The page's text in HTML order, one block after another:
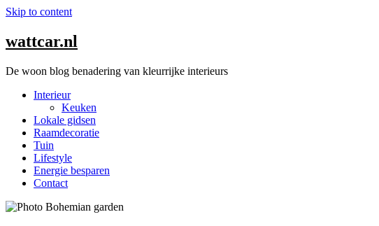
Skip to content
wattcar.nl
De woon blog benadering van kleurrijke interieurs
Interieur
Keuken
Lokale gidsen
Raamdecoratie
Tuin
Lifestyle
Energie besparen
Contact